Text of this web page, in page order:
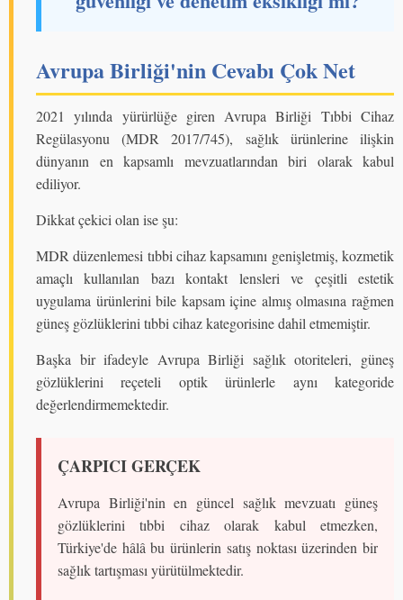
Avrupa Birliği'nin Cevabı Çok Net
2021 yılında yürürlüğe giren Avrupa Birliği Tıbbi Cihaz
Regülasyonu (MDR 2017/745), sağlık ürünlerine ilişkin
dünyanın en kapsamlı mevzuatlarından biri olarak kabul
ediliyor.
Dikkat çekici olan ise şu:
MDR düzenlemesi tıbbi cihaz kapsamını genişletmiş, kozmetik
amaçlı kullanılan bazı kontakt lensleri ve çeşitli estetik
uygulama ürünlerini bile kapsam içine almış olmasına rağmen
güneş gözlüklerini tıbbi cihaz kategorisine dahil etmemiştir.
Başka bir ifadeyle Avrupa Birliği sağlık otoriteleri, güneş
gözlüklerini reçeteli optik ürünlerle aynı kategoride
değerlendirmemektedir.
ÇARPICI GERÇEK
Avrupa Birliği'nin en güncel sağlık mevzuatı güneş
gözlüklerini tıbbi cihaz olarak kabul etmezken,
Türkiye'de hâlâ bu ürünlerin satış noktası üzerinden bir
sağlık tartışması yürütülmektedir.